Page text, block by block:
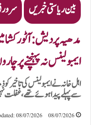
بین ریاستی خبریں
مدھیہ پردیش: آٹو رکشا
ایمبولینس نہ پہنچنے پر
اہل خانہ نے ایمبولینس کی تاخیر
سے پہلے پیدا ہوئے تھے، غفلت
08/07/2026
08/07/2026